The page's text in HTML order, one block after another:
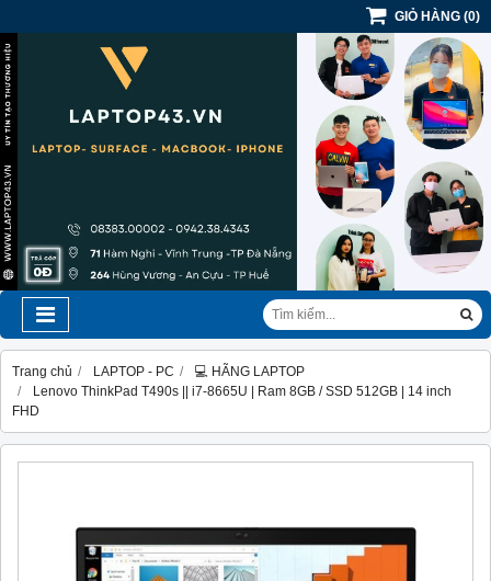
GIỎ HÀNG (0)
Trang chủ LAPTOP - PC
💻 HÃNG LAPTOP
Lenovo ThinkPad T490s || i7-8665U | Ram 8GB / SSD 512GB | 14 inch
FHD